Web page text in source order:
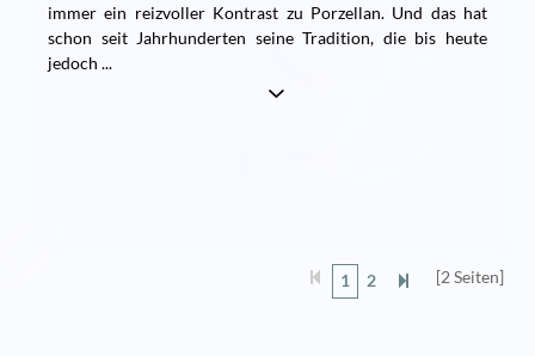
immer ein reizvoller Kontrast zu Porzellan. Und das hat
schon seit Jahrhunderten seine Tradition, die bis heute
jedoch ...
1 2 [2 Seiten]